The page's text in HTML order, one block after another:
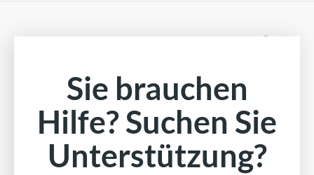
Sie brauchen
Hilfe? Suchen Sie
Unterstützung?